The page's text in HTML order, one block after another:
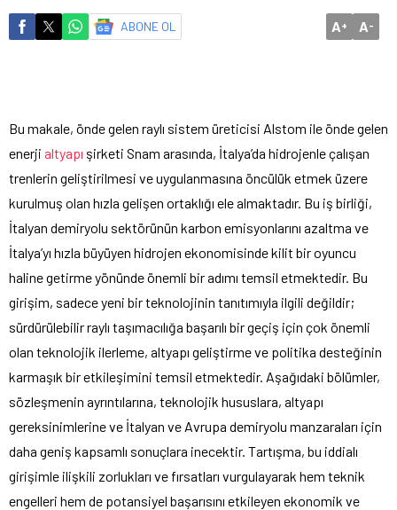
ABONE OL A+ A-
Bu makale, önde gelen raylı sistem üreticisi Alstom ile önde gelen
enerji altyapı şirketi Snam arasında, İtalya’da hidrojenle çalışan
trenlerin geliştirilmesi ve uygulanmasına öncülük etmek üzere
kurulmuş olan hızla gelişen ortaklığı ele almaktadır. Bu iş birliği,
İtalyan demiryolu sektörünün karbon emisyonlarını azaltma ve
İtalya’yı hızla büyüyen hidrojen ekonomisinde kilit bir oyuncu
haline getirme yönünde önemli bir adımı temsil etmektedir. Bu
girişim, sadece yeni bir teknolojinin tanıtımıyla ilgili değildir;
sürdürülebilir raylı taşımacılığa başarılı bir geçiş için çok önemli
olan teknolojik ilerleme, altyapı geliştirme ve politika desteğinin
karmaşık bir etkileşimini temsil etmektedir. Aşağıdaki bölümler,
sözleşmenin ayrıntılarına, teknolojik hususlara, altyapı
gereksinimlerine ve İtalyan ve Avrupa demiryolu manzaraları için
daha geniş kapsamlı sonuçlara inecektir. Tartışma, bu iddialı
girişimle ilişkili zorlukları ve fırsatları vurgulayarak hem teknik
engelleri hem de potansiyel başarısını etkileyen ekonomik ve